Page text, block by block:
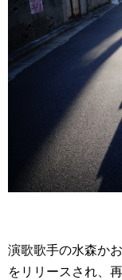
演歌歌手の水森か
をリリースされ、